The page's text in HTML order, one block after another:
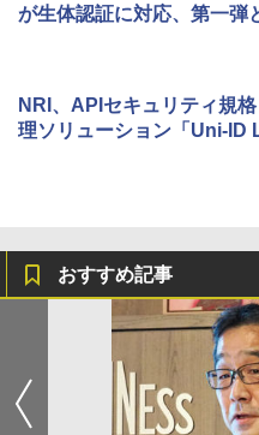
が生体認証に対応、第一弾
NRI、APIセキュリティ規
理ソリューション「Uni-ID
おすすめ記事